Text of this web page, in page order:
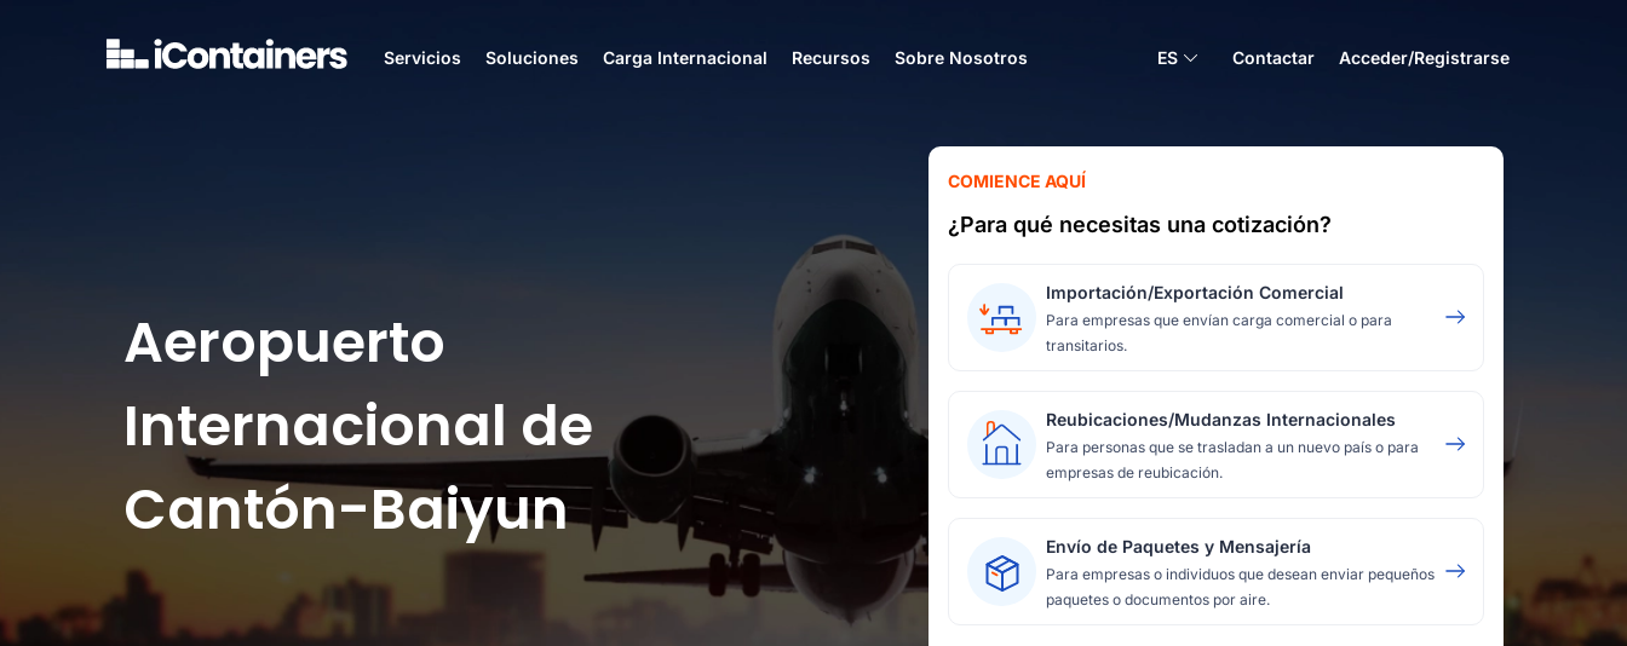
Servicios Soluciones Carga Internacional Recursos Sobre Nosotros ES Contactar Acceder/Registrarse
Aeropuerto
Internacional de
Cantón-Baiyun
COMIENCE AQUÍ
¿Para qué necesitas una cotización?
Importación/Exportación Comercial
Para empresas que envían carga comercial o para
transitarios.
Reubicaciones/Mudanzas Internacionales
Para personas que se trasladan a un nuevo país o para
empresas de reubicación.
Envío de Paquetes y Mensajería
Para empresas o individuos que desean enviar pequeños
paquetes o documentos por aire.